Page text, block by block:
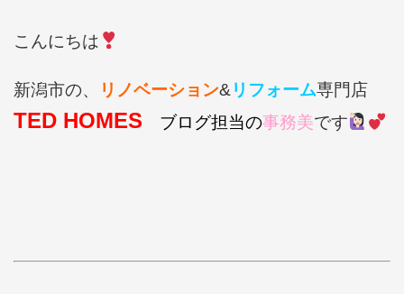
こんにちは
新潟市の、 リノベーション&リフォーム専門店
TED HOMES ブログ担当の事務美です